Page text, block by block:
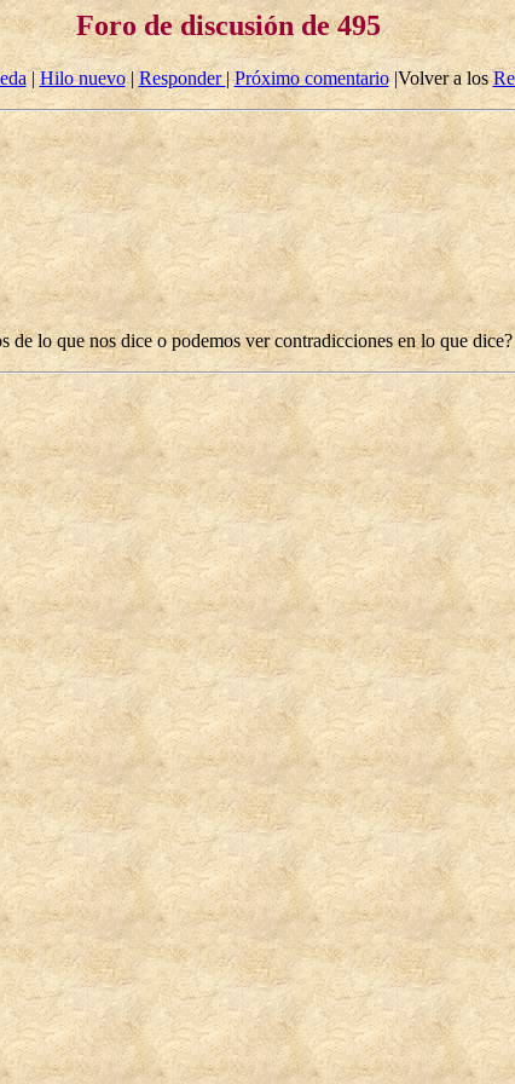
Foro de discusión de 495
|Hilo nuevo| Responder|Próximo comentario|Volver a los
lo que nos dice o podemos ver contradicciones en lo que